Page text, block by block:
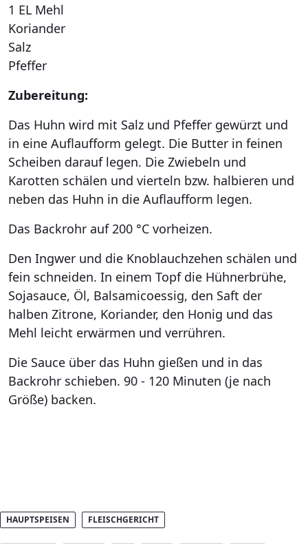
1 EL Mehl
Koriander
Salz
Pfeffer
Zubereitung:
Das Huhn wird mit Salz und Pfeffer gewürzt und
in eine Auflaufform gelegt. Die Butter in feinen
Scheiben darauf legen. Die Zwiebeln und
Karotten schälen und vierteln bzw. halbieren und
neben das Huhn in die Auflaufform legen.
Das Backrohr auf 200 °C vorheizen.
Den Ingwer und die Knoblauchzehen schälen und
fein schneiden. In einem Topf die Hühnerbrühe,
Sojasauce, Öl, Balsamicoessig, den Saft der
halben Zitrone, Koriander, den Honig und das
Mehl leicht erwärmen und verrühren.
Die Sauce über das Huhn gießen und in das
Backrohr schieben. 90 - 120 Minuten (je nach
Größe) backen.
HAUPTSPEISEN FLEISCHGERICHT